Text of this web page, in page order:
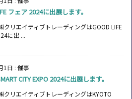
フェア 2024に出展します。
クリエイティブトレーディングはGOOD LIFE
に出 ...
1日 : 催事
CITY EXPO 2024に出展します。
クリエイティブトレーディングはKYOTO